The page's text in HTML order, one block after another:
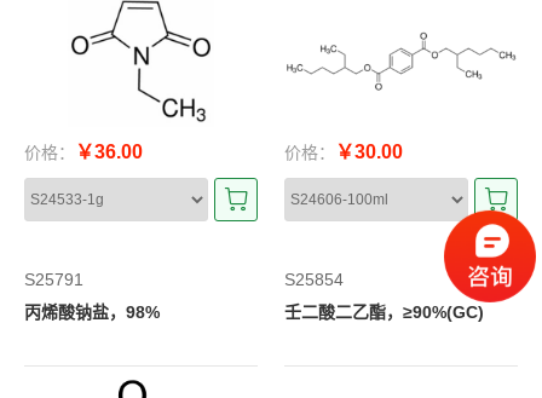
价格： ￥36.00 价格： ￥30.00
S25791
丙烯酸钠盐，98%
S25854
壬二酸二乙酯，≥90%(GC)